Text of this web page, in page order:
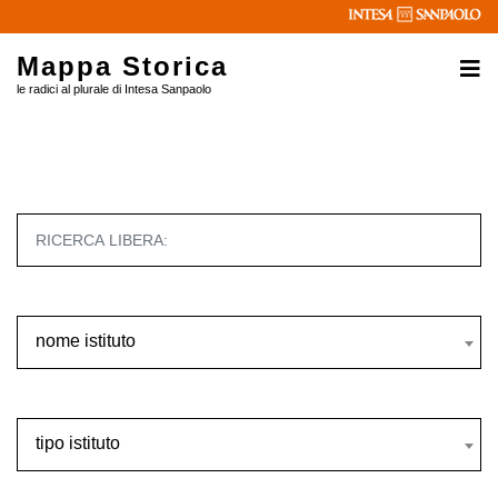
Mappa Storica
le radici al plurale di Intesa Sanpaolo
nome istituto
tipo istituto